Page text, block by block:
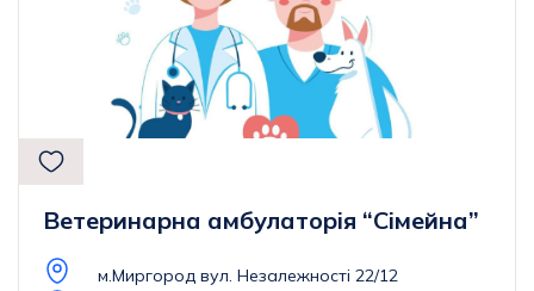
Ветеринарна амбулаторія “Сімейна”
м.Миргород вул. Незалежності 22/12